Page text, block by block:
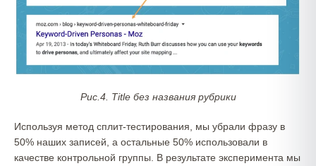
Рис.4. Title без названия рубрики
Используя метод сплит-тестирования, мы убрали фразу в
50% наших записей, а остальные 50% использовали в
качестве контрольной группы. В результате эксперимента мы